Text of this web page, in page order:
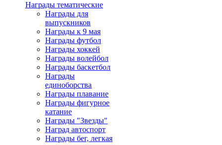
Награды тематические
Награды для
выпускников
Награды к 9 мая
Награды футбол
Награды хоккей
Награды волейбол
Награды баскетбол
Награды
единоборства
Награды плавание
Награды фигурное
катание
Награды "Звезды"
Наград автоспорт
Награды бег, легкая